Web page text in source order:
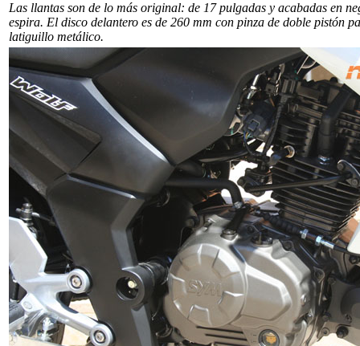
Las llantas son de lo más original: de 17 pulgadas y acabadas en
espira. El disco delantero es de 260 mm con pinza de doble pistón
latiguillo metálico.